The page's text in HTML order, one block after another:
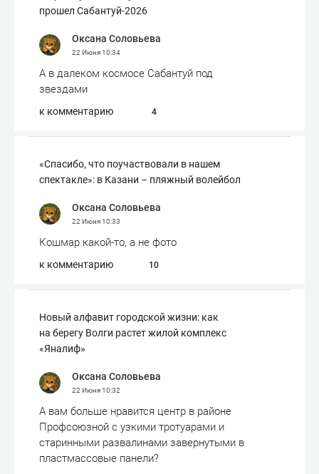
прошел Сабантуй-2026
Оксана Соловьева
22 Июня10:34
А в далеком космосе Сабантуй под
звездами
к комментарию 4
«Спасибо, что поучаствовали в нашем
спектакле»: в Казани – пляжный волейбол
Оксана Соловьева
22 Июня10:33
Кошмар какой-то, а не фото
к комментарию 10
Новый алфавит городской жизни: как
на берегу Волги растет жилой комплекс
«Яналиф»
Оксана Соловьева
22 Июня10:32
А вам больше нравится центр в районе
Профсоюзной с узкими тротуарами и
старинными развалинами завернутыми в
пластмассовые панели?